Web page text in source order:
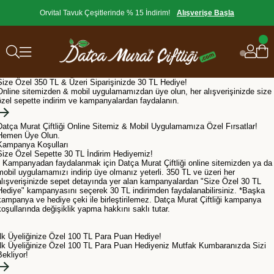
Orvital Tavuk Çeşitlerinde % 15 İndirim! Alışverişe Başla
Özel 350 TL & Üzeri Siparişinizde 30 TL Hediye!
sitemizden & mobil uygulamamızdan üye olun, her alışverişinizde size
sepette indirim ve kampanyalardan faydalanın.
Murat Çiftliği Online Sitemiz & Mobil Uygulamamıza Özel Fırsatlar!
Üye Olun.
Koşulları
Özel Sepette 30 TL İndirim Hediyemiz!
Kampanyadan faydalanmak için Datça Murat Çiftliği online sitemizden ya da
uygulamamızı indirip üye olmanız yeterli. 350 TL ve üzeri her
sepet detayında yer alan kampanyalardan "Size Özel 30 TL
kampanyasını seçerek 30 TL indirimden faydalanabilirsiniz. *Başka
ve hediye çeki ile birleştirilemez. Datça Murat Çiftliği kampanya
değişiklik yapma hakkını saklı tutar.
Üyeliğinize Özel 100 TL Para Puan Hediye!
Üyeliğinize Özel 100 TL Para Puan Hediyeniz Mutfak Kumbaranızda Sizi